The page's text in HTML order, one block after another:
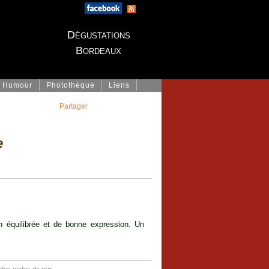
Dégustations
Bordeaux
Humour Photothèque Liens
et de bonne expression. Un
Partager